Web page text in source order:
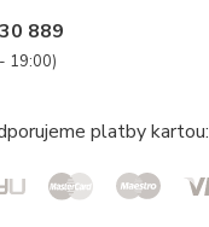
889
19:00)
platby kartou: